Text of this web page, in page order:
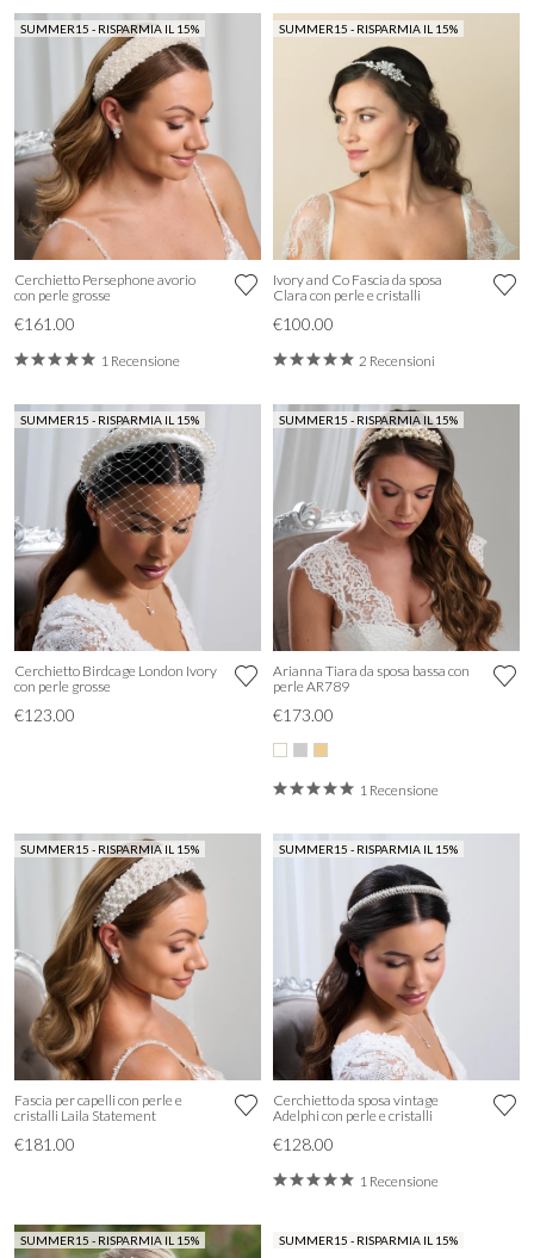
SUMMER15 - RISPARMIA IL 15%
Cerchietto Persephone avorio
con perle grosse
€161.00
1 Recensione
SUMMER15 - RISPARMIA IL 15%
Ivory and Co Fascia da sposa
Clara con perle e cristalli
€100.00
2 Recensioni
SUMMER15 - RISPARMIA IL 15%
Cerchietto Birdcage London Ivory
con perle grosse
€123.00
SUMMER15 - RISPARMIA IL 15%
Arianna Tiara da sposa bassa con
perle AR789
€173.00
1 Recensione
SUMMER15 - RISPARMIA IL 15%
Fascia per capelli con perle e
cristalli Laila Statement
€181.00
SUMMER15 - RISPARMIA IL 15%
Cerchietto da sposa vintage
Adelphi con perle e cristalli
€128.00
1 Recensione
SUMMER15 - RISPARMIA IL 15% SUMMER15 - RISPARMIA IL 15%